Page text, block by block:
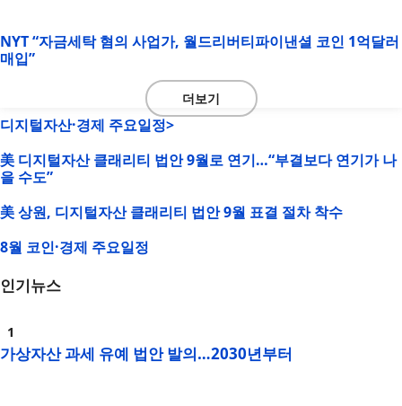
NYT “자금세탁 혐의 사업가, 월드리버티파이낸셜 코인 1억달러
매입”
더보기
디지털자산·경제 주요일정>
美 디지털자산 클래리티 법안 9월로 연기…“부결보다 연기가 나
을 수도”
美 상원, 디지털자산 클래리티 법안 9월 표결 절차 착수
8월 코인·경제 주요일정
인기뉴스
가상자산 과세 유예 법안 발의…2030년부터